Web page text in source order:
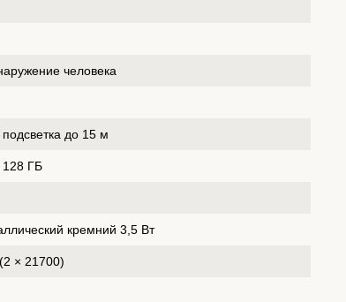
человека
до 15 м
128 ГБ
кремний 3,5 Вт
× 21700)